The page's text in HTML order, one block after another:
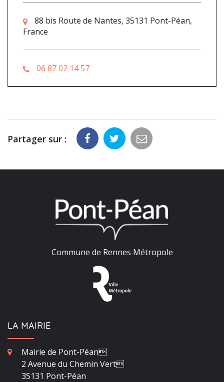
88 bis Route de Nantes, 35131 Pont-Péan,
France
06 87 02 14 57
Partager sur :
Commune de Rennes Métropole
LA MAIRIE
Mairie de Pont-Péan
2 Avenue du Chemin Vert
35131 Pont-Péan